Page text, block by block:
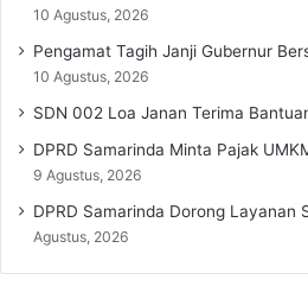
10 Agustus, 2026
Pengamat Tagih Janji Gubernur
10 Agustus, 2026
SDN 002 Loa Janan Terima
DPRD Samarinda Minta Pajak
9 Agustus, 2026
DPRD Samarinda Dorong Layanan
Agustus, 2026